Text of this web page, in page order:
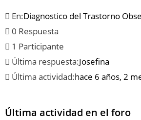
En:Diagnostico del Trastorno
0 Respuesta
1 Participante
Última respuesta:Josefina
Última actividad:hace 6 años, 2
Última actividad en el foro